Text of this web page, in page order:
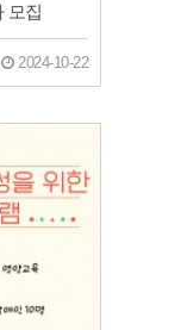
모집
2024-10-22